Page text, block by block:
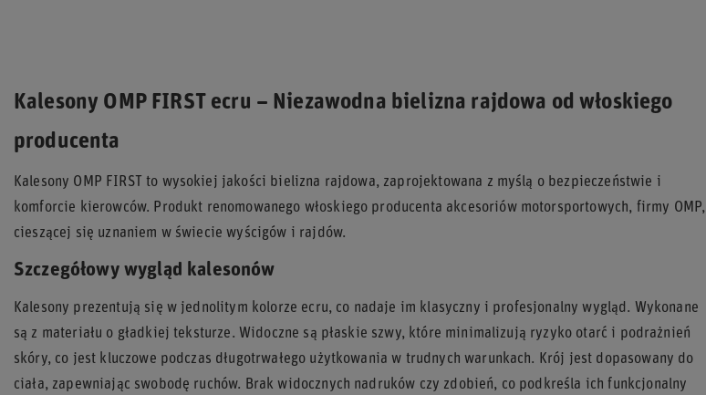
Kalesony OMP FIRST ecru – Niezawodna bielizna rajdowa od włoskiego
producenta
Kalesony OMP FIRST to wysokiej jakości bielizna rajdowa, zaprojektowana z myślą o bezpieczeństwie i
komforcie kierowców. Produkt renomowanego włoskiego producenta akcesoriów motorsportowych, firmy OMP,
cieszącej się uznaniem w świecie wyścigów i rajdów.
Szczegółowy wygląd kalesonów
Kalesony prezentują się w jednolitym kolorze ecru, co nadaje im klasyczny i profesjonalny wygląd. Wykonane
są z materiału o gładkiej teksturze. Widoczne są płaskie szwy, które minimalizują ryzyko otarć i podrażnień
skóry, co jest kluczowe podczas długotrwałego użytkowania w trudnych warunkach. Krój jest dopasowany do
ciała, zapewniając swobodę ruchów. Brak widocznych nadruków czy zdobień, co podkreśla ich funkcjonalny